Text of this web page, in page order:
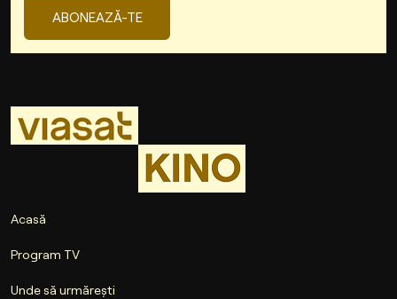
ABONEAZĂ-TE
Acasă
Program TV
Unde să urmărești